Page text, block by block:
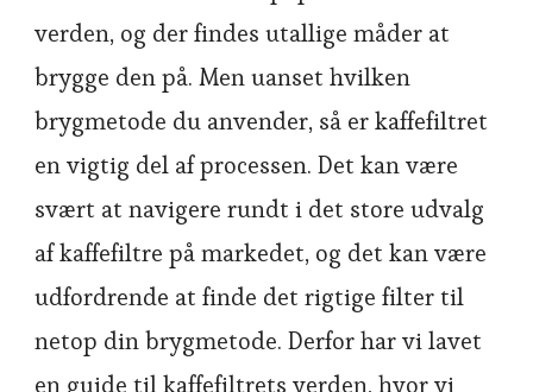
verden, og der findes utallige måder at
brygge den på. Men uanset hvilken
brygmetode du anvender, så er kaffefiltret
en vigtig del af processen. Det kan være
svært at navigere rundt i det store udvalg
af kaffefiltre på markedet, og det kan være
udfordrende at finde det rigtige filter til
netop din brygmetode. Derfor har vi lavet
en guide til kaffefiltrets verden, hvor vi